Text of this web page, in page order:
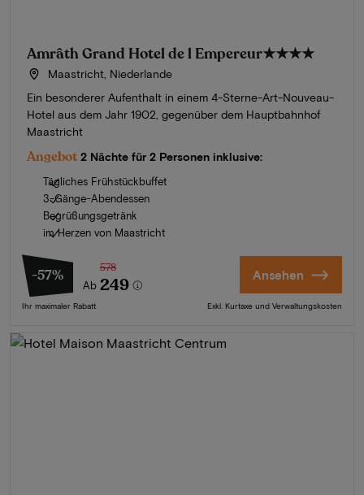
Amrâth Grand Hotel de l Empereur★★★★
Maastricht, Niederlande
Ein besonderer Aufenthalt in einem 4-Sterne-Art-Nouveau-
Hotel aus dem Jahr 1902, gegenüber dem Hauptbahnhof
Maastricht
Angebot 2 Nächte für 2 Personen inklusive:
Tägliches Frühstückbuffet
3-Gänge-Abendessen
Begrüßungsgetränk
im Herzen von Maastricht
-57%
Ab
578
249
Ihr maximaler Rabatt
Ansehen
Exkl. Kurtaxe und Verwaltungskosten